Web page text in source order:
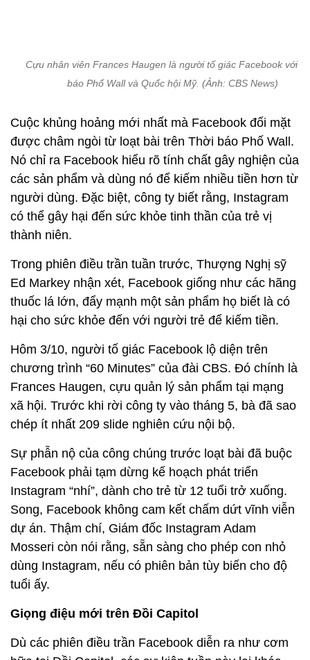
Cựu nhân viên Frances Haugen là người tố giác Facebook với
báo Phố Wall và Quốc hội Mỹ. (Ảnh: CBS News)
Cuộc khủng hoảng mới nhất mà Facebook đối mặt
được châm ngòi từ loạt bài trên Thời báo Phố Wall.
Nó chỉ ra Facebook hiểu rõ tính chất gây nghiện của
các sản phẩm và dùng nó để kiếm nhiều tiền hơn từ
người dùng. Đặc biệt, công ty biết rằng, Instagram
có thể gây hại đến sức khỏe tinh thần của trẻ vị
thành niên.
Trong phiên điều trần tuần trước, Thượng Nghị sỹ
Ed Markey nhận xét, Facebook giống như các hãng
thuốc lá lớn, đẩy mạnh một sản phẩm họ biết là có
hại cho sức khỏe đến với người trẻ để kiếm tiền.
Hôm 3/10, người tố giác Facebook lộ diện trên
chương trình “60 Minutes” của đài CBS. Đó chính là
Frances Haugen, cựu quản lý sản phẩm tại mạng
xã hội. Trước khi rời công ty vào tháng 5, bà đã sao
chép ít nhất 209 slide nghiên cứu nội bộ.
Sự phẫn nộ của công chúng trước loạt bài đã buộc
Facebook phải tạm dừng kế hoạch phát triển
Instagram “nhí”, dành cho trẻ từ 12 tuổi trở xuống.
Song, Facebook không cam kết chấm dứt vĩnh viễn
dự án. Thậm chí, Giám đốc Instagram Adam
Mosseri còn nói rằng, sẵn sàng cho phép con nhỏ
dùng Instagram, nếu có phiên bản tùy biến cho độ
tuổi ấy.
Giọng điệu mới trên Đồi Capitol
Dù các phiên điều trần Facebook diễn ra như cơm